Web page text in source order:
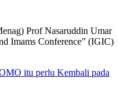
Prof Nasaruddin Umar
Imams Conference” (IGIC)